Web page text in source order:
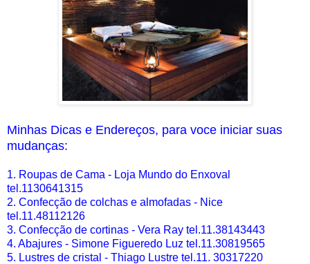
Minhas Dicas e Endereços, para voce iniciar suas
mudanças:
1. Roupas de Cama - Loja Mundo do Enxoval
tel.1130641315
2. Confecção de colchas e almofadas - Nice
tel.11.48112126
3. Confecção de cortinas - Vera Ray tel.11.38143443
4. Abajures - Simone Figueredo Luz tel.11.30819565
5. Lustres de cristal - Thiago Lustre tel.11. 30317220